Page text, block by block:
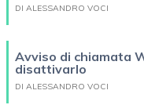
DI ALESSANDRO VOCI
Avviso di chiamata
disattivarlo
DI ALESSANDRO VOCI